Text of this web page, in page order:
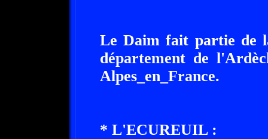
Le Daim fait partie de
département de
Alpes_en_France.
* L'ECUREUIL :